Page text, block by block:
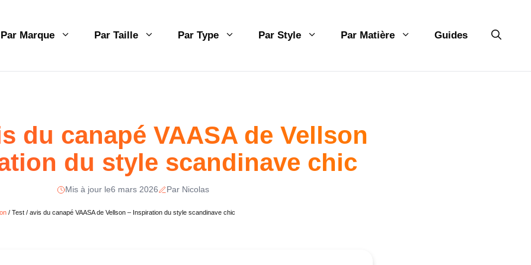
Par Marque Par Taille Par Type Par Style Par Matière Guides
du canapé VAASA de Vellson
du style scandinave chic
Mis à jour le6 mars 2026 Par Nicolas
/ Test / avis du canapé VAASA de Vellson – Inspiration du style scandinave chic